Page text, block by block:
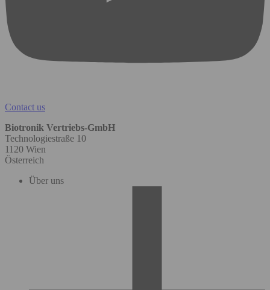
Contact us
Biotronik Vertriebs-GmbH
Technologiestraße 10
1120 Wien
Österreich
Über uns